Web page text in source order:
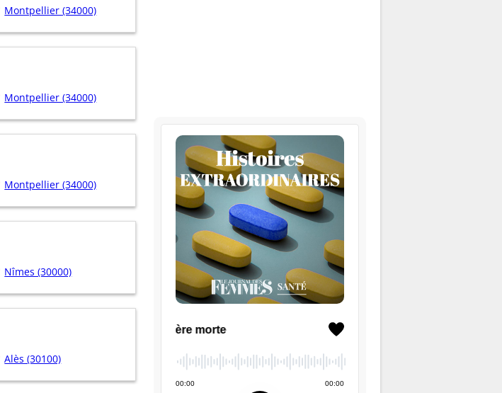
Montpellier (34000)
Montpellier (34000)
Montpellier (34000)
Nîmes (30000)
Alès (30100)